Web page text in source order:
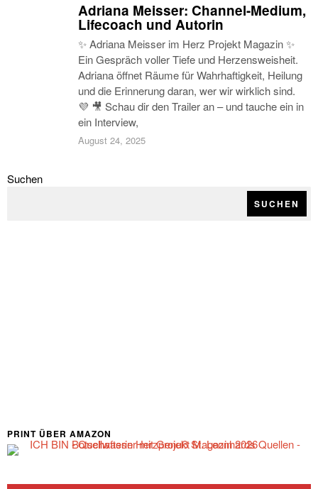
Adriana Meisser: Channel-Medium,
Lifecoach und Autorin
✨ Adriana Meisser im Herz Projekt Magazin ✨
Ein Gespräch voller Tiefe und Herzensweisheit.
Adriana öffnet Räume für Wahrhaftigkeit, Heilung
und die Erinnerung daran, wer wir wirklich sind.
💜 🎥 Schau dir den Trailer an – und tauche ein in
ein Interview,
August 24, 2025
Suchen
SUCHEN
PRINT ÜBER AMAZON